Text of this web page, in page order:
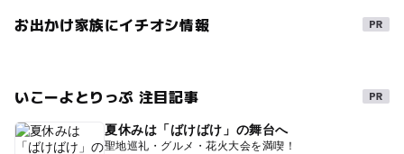
お出かけ家族にイチオシ情報
いこーよとりっぷ 注目記事
夏休みは「ばけばけ」の舞台へ
聖地巡礼・グルメ・花火大会を満喫！